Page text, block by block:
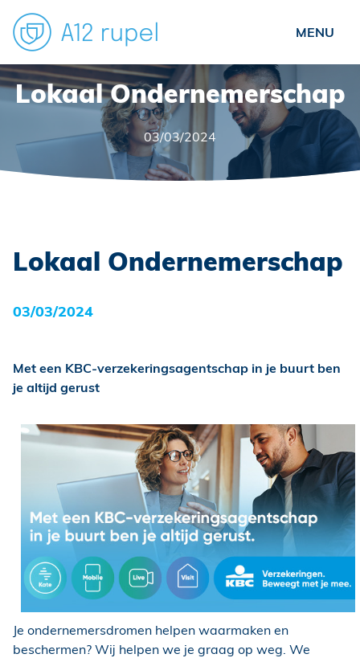
Particulieren
Ondernemers
Verenigingen
Over ons
Contact
Schade?
​Lokaal Ondernemerschap
03/03/2024
​Lokaal Ondernemerschap
03/03/2024
Met een KBC-verzekeringsagentschap in je buurt ben
je altijd gerust
Je ondernemersdromen helpen waarmaken en
beschermen? Wij helpen we je graag op weg. We